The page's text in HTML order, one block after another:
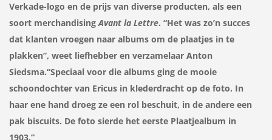
Verkade-logo en de prijs van diverse producten, als een
soort merchandisingAvant la Lettre. “Het was zo’n succes
dat klanten vroegen naar albums om de plaatjes in te
plakken”, weet liefhebber en verzamelaar Anton
Siedsma.“Speciaal voor die albums ging de mooie
schoondochter van Ericus in klederdracht op de foto. In
haar ene hand droeg ze een rol beschuit, in de andere een
pak biscuits. De foto sierde het eerste Plaatjealbum in
1903.”